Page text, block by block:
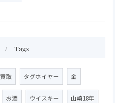
Tags
買取 タグホイヤー 金
お酒 ウイスキー 山崎18年